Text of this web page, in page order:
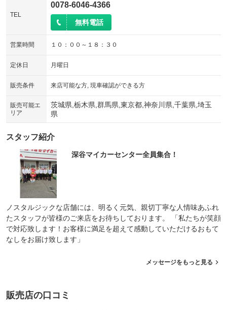
TEL
0078-6046-4366
無料電話
営業時間 １０：００～１８：３０
定休日 月曜日
販売条件 来店可能な方, 現車確認ができる方
販売可能エ
リア
茨城県,栃木県,群馬県,東京都,神奈川県,千葉県,埼玉
県
スタッフ紹介
深谷マイカーセンター全員集合！
ノスタルジックな店舗には、明るく元気、親切丁寧な人情味あふれ
たスタッフが皆様のご来店をお待ちしております。 「私たちが笑顔
で対応致します！お客様に満足を超えて感動していただけるおもて
なしをお届け致します」
メッセージをもっと見る
販売店の口コミ